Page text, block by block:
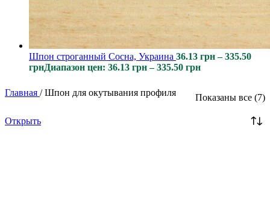
Шпон строганный Сосна, Украина 36.13 грн – 335.50
грнДиапазон цен: 36.13 грн – 335.50 грн
Главная / Шпон для окутывания профиля Показаны все (7)
Открыть